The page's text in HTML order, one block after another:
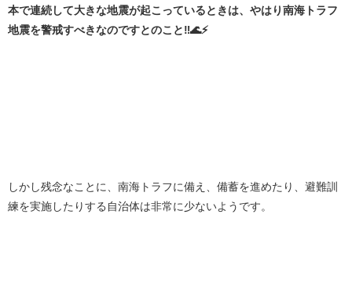
本で連続して大きな地震が起こっているときは、やはり南海トラフ
地震を警戒すべきなのですとのこと‼️🌊⚡
しかし残念なことに、南海トラフに備え、備蓄を進めたり、避難訓
練を実施したりする自治体は非常に少ないようです。